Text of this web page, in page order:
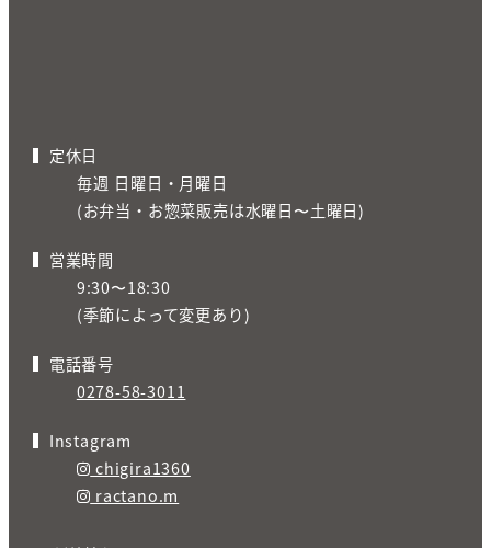
定休日
毎週 日曜日・月曜日
(お弁当・お惣菜販売は水曜日〜土曜日)
営業時間
9:30〜18:30
(季節によって変更あり)
電話番号
0278-58-3011
Instagram
chigira1360
ractano.m